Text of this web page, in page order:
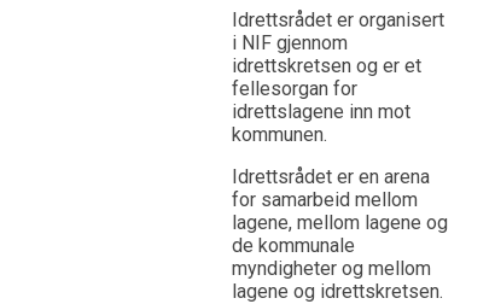
Idrettsrådet er organisert
i NIF gjennom
idrettskretsen og er et
fellesorgan for
idrettslagene inn mot
kommunen.
Idrettsrådet er en arena
for samarbeid mellom
lagene, mellom lagene og
de kommunale
myndigheter og mellom
lagene og idrettskretsen.